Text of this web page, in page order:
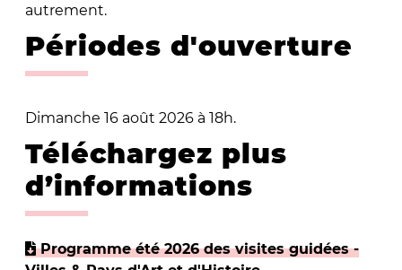
autrement.
Périodes d'ouverture
Dimanche 16 août 2026 à 18h.
Téléchargez plus
d’informations
Programme été 2026 des visites guidées -